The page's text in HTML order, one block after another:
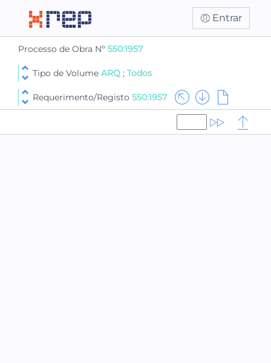
Entrar
Processo de Obra Nº 550:1957
Tipo de Volume ARQ ; Todos
Requerimento/Registo 550:1957